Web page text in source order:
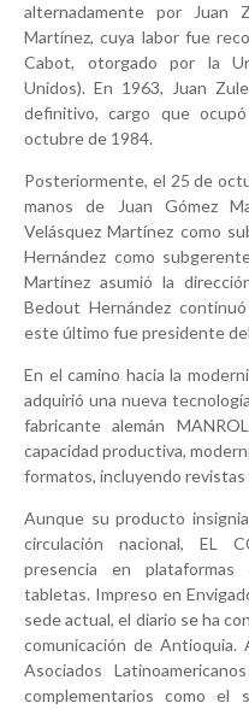
alternadamente por Juan
Martínez, cuya labor fue
Cabot, otorgado por la
Unidos). En 1963, Juan
definitivo, cargo que
octubre de 1984.
Posteriormente, el 25 de
manos de Juan Gómez
Velásquez Martínez como
Hernández como
Martínez asumió la
Bedout Hernández
este último fue presidente
En el camino hacia la
adquirió una nueva
fabricante alemán
capacidad productiva,
formatos, incluyendo
Aunque su producto
circulación nacional, EL
presencia en plataformas
tabletas. Impreso en
sede actual, el diario se ha
comunicación de Antioquia.
Asociados
complementarios como el